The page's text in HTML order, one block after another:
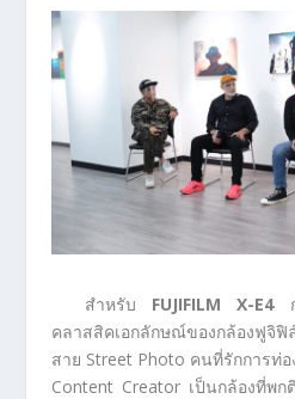
สำหรับ FUJIFILM X-E4
คลาสสิคเอกลักษณ์ของกล้องฟูจิฟิ
สาย Street Photo คนที่รักการท่
Content Creator เป็นกล้องที่พ